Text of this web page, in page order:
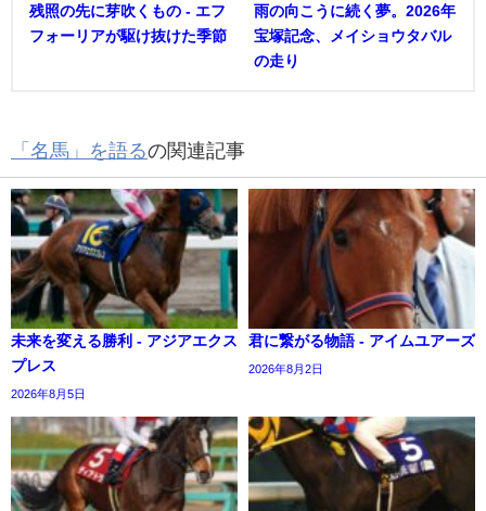
残照の先に芽吹くもの - エフ
フォーリアが駆け抜けた季節
雨の向こうに続く夢。2026年
宝塚記念、メイショウタバル
の走り
「名馬」を語るの関連記事
未来を変える勝利 - アジアエクス
プレス
2026年8月5日
君に繋がる物語 - アイムユアーズ
2026年8月2日